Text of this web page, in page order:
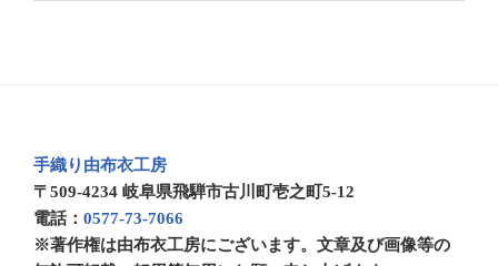
手織り由布衣工房
〒509-4234 岐阜県飛騨市古川町壱之町5-12
電話： 0577-73-7066
※著作権は由布衣工房にございます。文章及び画像等の